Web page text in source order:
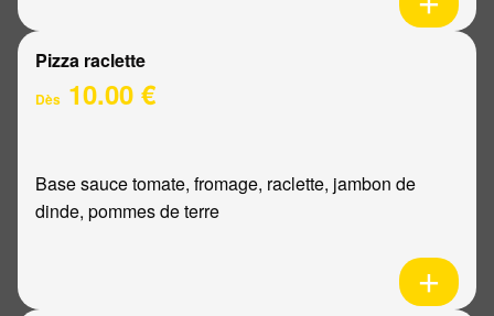
Pizza raclette
Dès 10.00 €
Base sauce tomate, fromage, raclette, jambon de
dinde, pommes de terre